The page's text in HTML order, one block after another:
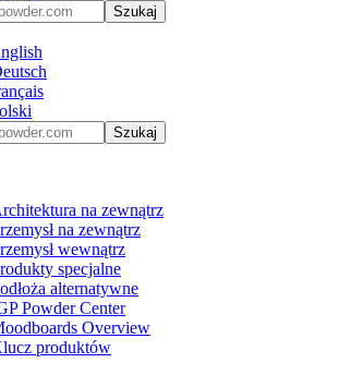
Szukaj
Szukaj
na zewnątrz
na zewnątrz
wewnątrz
specjalne
alternatywne
Powder Center
Overview
produktów